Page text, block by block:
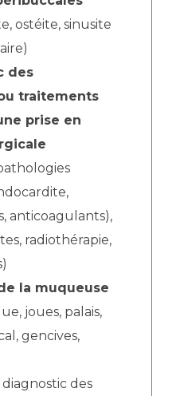
ostéite, sinusite
des
traitements
prise en
anticoagulants),
radiothérapie,
la muqueuse
joues, palais,
gencives,
des